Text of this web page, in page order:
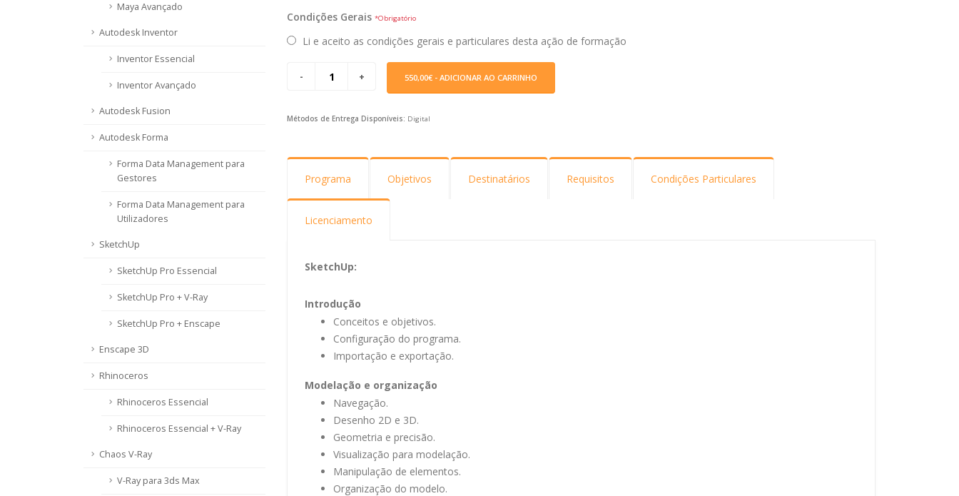
Maya Avançado
Autodesk Inventor
Inventor Essencial
Inventor Avançado
Autodesk Fusion
Autodesk Forma
Forma Data Management para
Gestores
Forma Data Management para
Utilizadores
SketchUp
SketchUp Pro Essencial
SketchUp Pro + V-Ray
SketchUp Pro + Enscape
Enscape 3D
Rhinoceros
Rhinoceros Essencial
Rhinoceros Essencial + V-Ray
Chaos V-Ray
V-Ray para 3ds Max
Condições Gerais *Obrigatório
Li e aceito as condições gerais e particulares desta ação de formação
550,00€ - ADICIONAR AO CARRINHO
Métodos de Entrega Disponíveis: Digital
Programa Objetivos Destinatários Requisitos Condições Particulares
Licenciamento
SketchUp:
Introdução
Conceitos e objetivos.
Configuração do programa.
Importação e exportação.
Modelação e organização
Navegação.
Desenho 2D e 3D.
Geometria e precisão.
Visualização para modelação.
Manipulação de elementos.
Organização do modelo.